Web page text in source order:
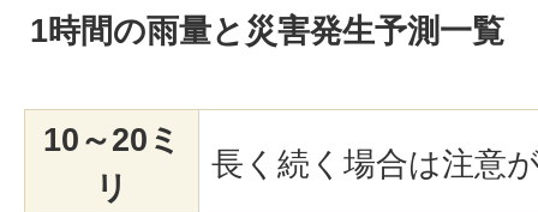
1時間の雨量と災害発生予測一覧
10～20ミ
リ
長く続く場合は注意